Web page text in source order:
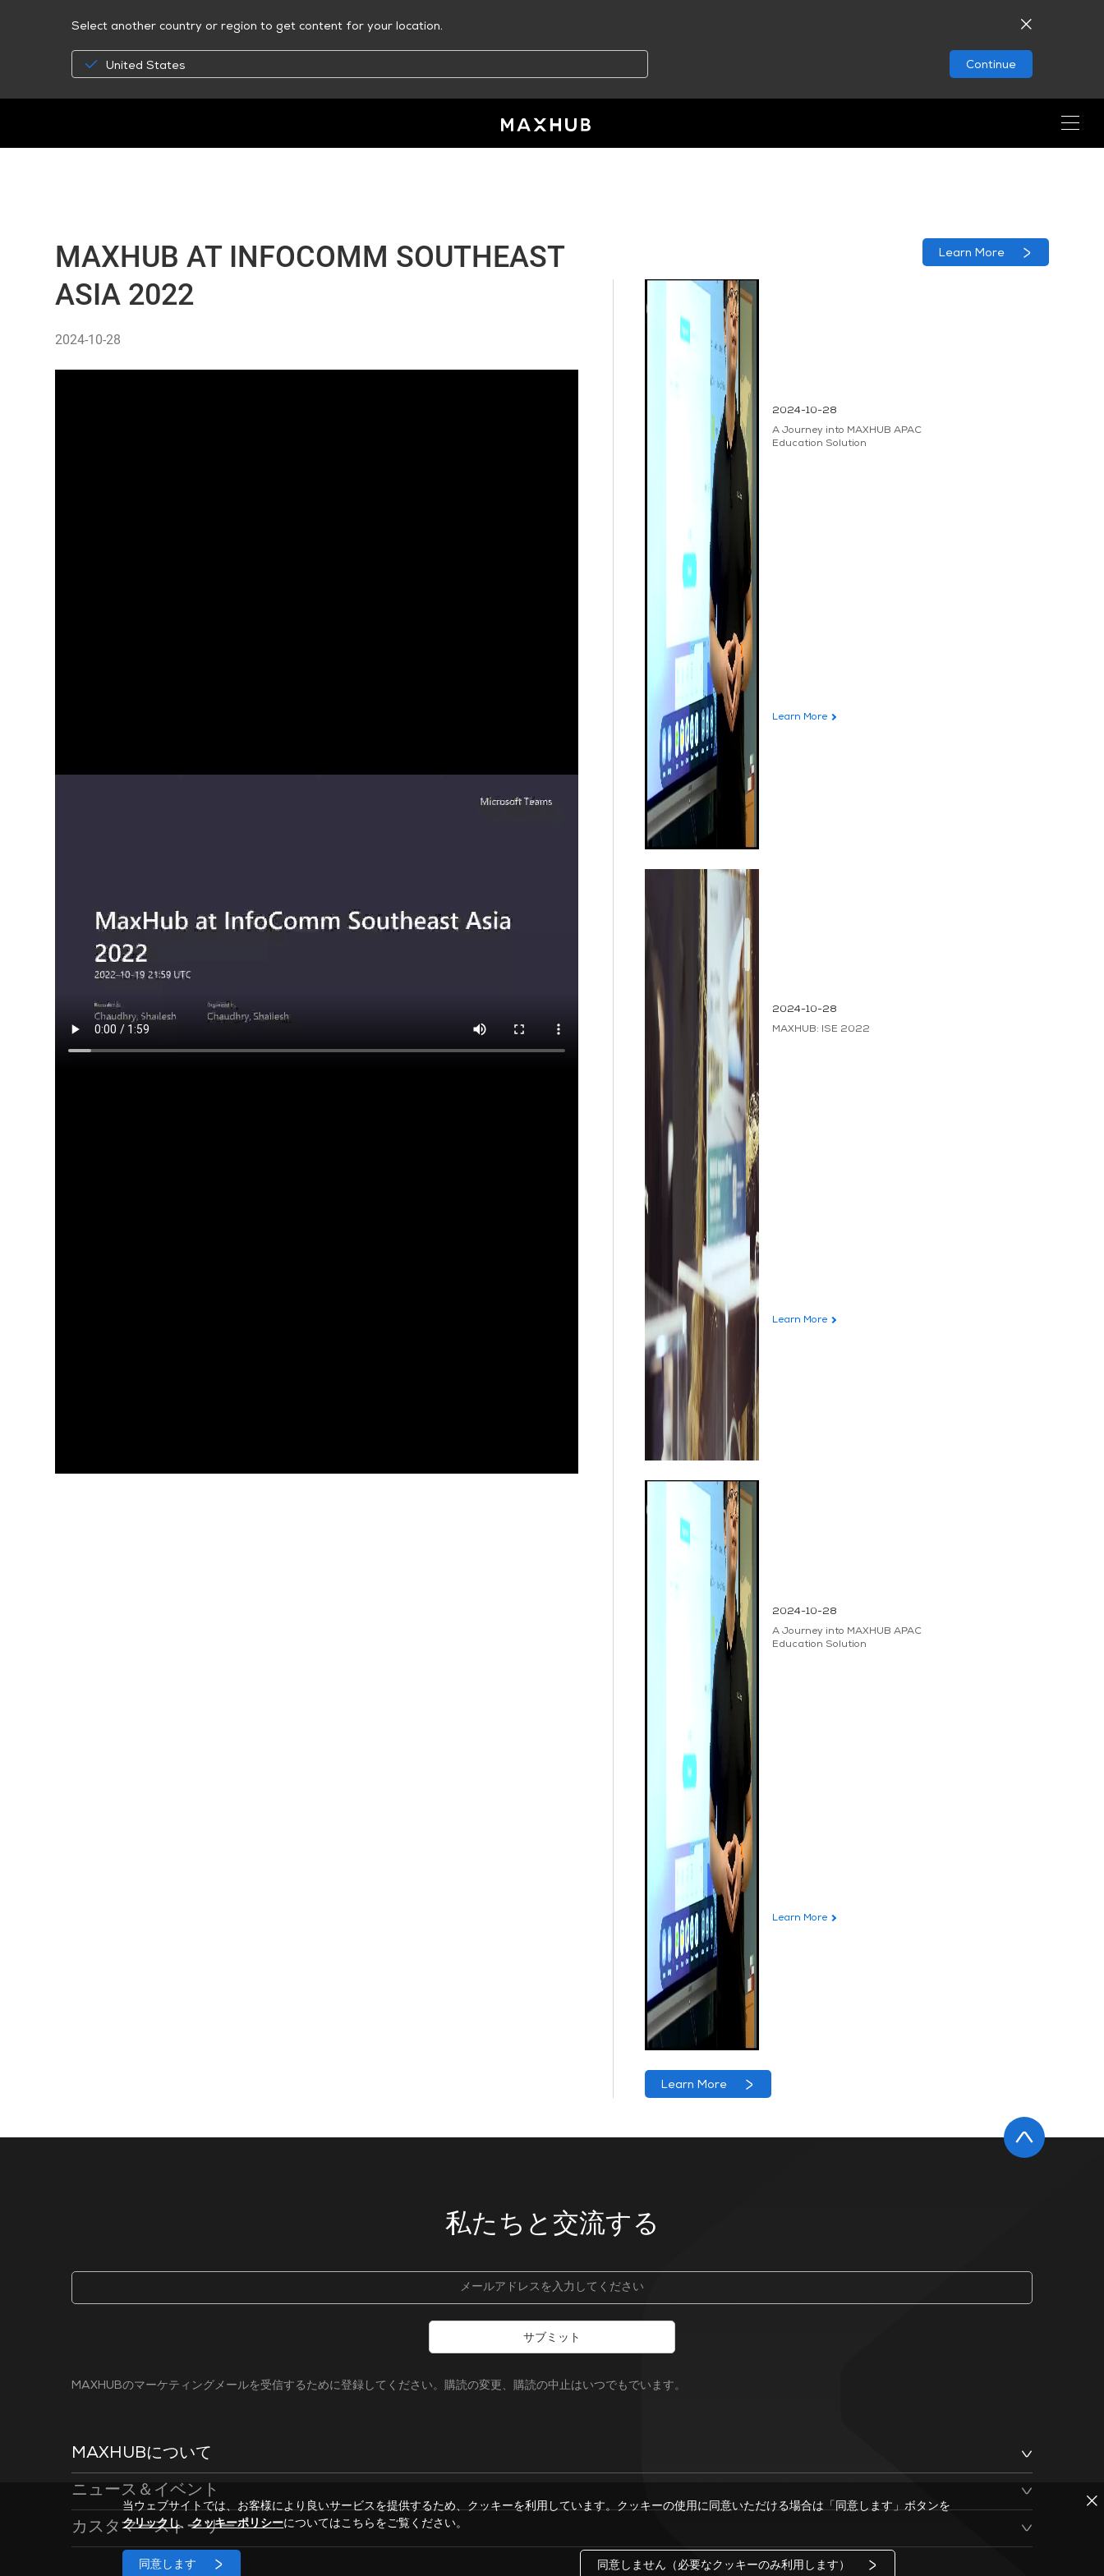
Select another country or region to get content for your location.
United States Continue
MAXHUB AT INFOCOMM SOUTHEAST
ASIA 2022
2024-10-28
2024-10-28
A Journey into MAXHUB APAC
Education Solution
Learn More
2024-10-28
MAXHUB: ISE 2022
Learn More
2024-10-28
A Journey into MAXHUB APAC
Education Solution
Learn More
Learn More
Learn More
私たちと交流する
MAXHUBについて
ニュース＆イベント
カスタマーストーリー
サブミット
MAXHUBのマーケティングメールを受信するために登録してください。購読の変更、購読の中止はいつでもでいます。
当ウェブサイトでは、お客様により良いサービスを提供するため、クッキーを利用しています。クッキーの使用に同意いただける場合は「同意します」ボタンを
クリックし、クッキーポリシーについてはこちらをご覧ください。
同意します 同意しません（必要なクッキーのみ利用します）